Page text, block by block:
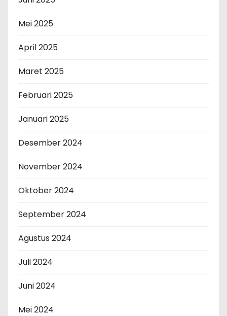
Mei 2025
April 2025
Maret 2025
Februari 2025
Januari 2025
Desember 2024
November 2024
Oktober 2024
September 2024
Agustus 2024
Juli 2024
Juni 2024
Mei 2024